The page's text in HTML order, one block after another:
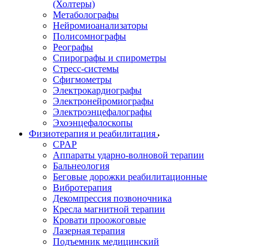
(Холтеры)
Метаболографы
Нейромиоанализаторы
Полисомнографы
Реографы
Спирографы и спирометры
Стресс-системы
Сфигмометры
Электрокардиографы
Электронейромиографы
Электроэнцефалографы
Эхоэнцефалоскопы
Физиотерапия и реабилитация
CPAP
Аппараты ударно-волновой терапии
Бальнеология
Беговые дорожки реабилитационные
Вибротерапия
Декомпрессия позвоночника
Кресла магнитной терапии
Кровати проожоговые
Лазерная терапия
Подъемник медицинский